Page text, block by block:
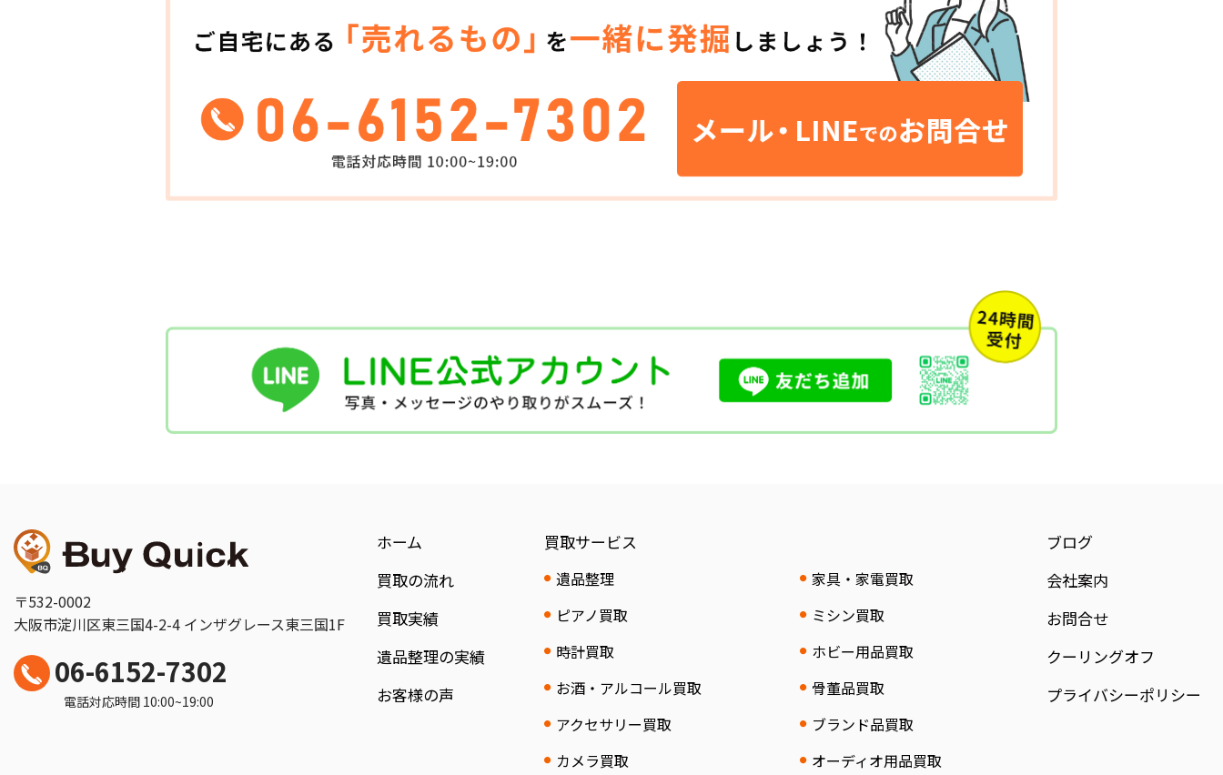
〒532-0002
大阪市淀川区東三国4-2-4 インザグレース東三国1F
06-6152-7302
電話対応時間 10:00~19:00
ホーム
買取の流れ
買取実績
遺品整理の実績
お客様の声
買取サービス
遺品整理
家具・家電買取
ピアノ買取
ミシン買取
時計買取
ホビー用品買取
お酒・アルコール買取
骨董品買取
アクセサリー買取
ブランド品買取
カメラ買取
オーディオ用品買取
ブログ
会社案内
お問合せ
クーリングオフ
プライバシーポリシー